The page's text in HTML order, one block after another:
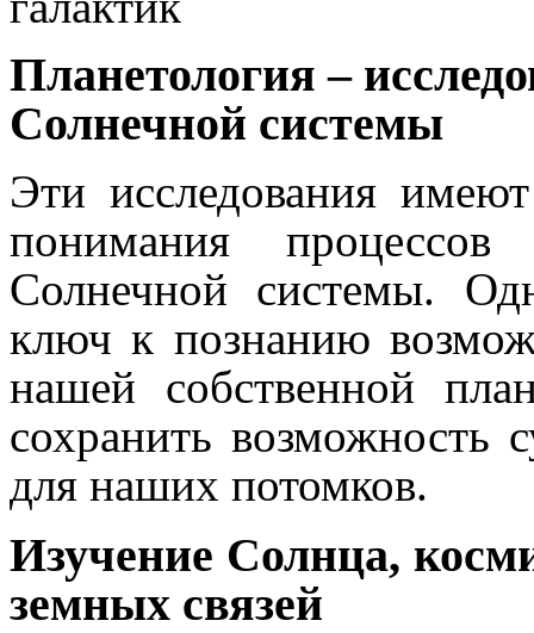
Планетология –
Солнечной системы
Эти исследования
понимания
Солнечной системы.
ключ к познанию
нашей собственной
сохранить возможность
для наших потомков.
Изучение Солнца,
земных связей